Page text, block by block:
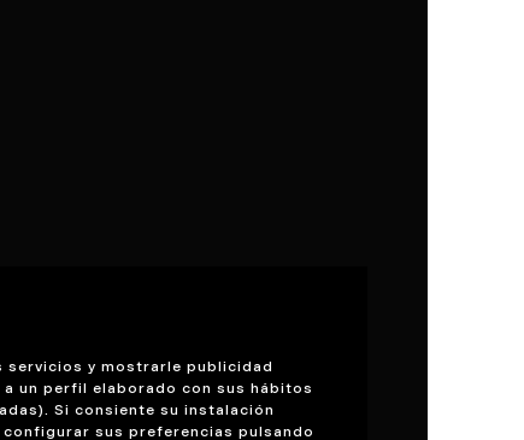
servicios y mostrarle publicidad
un perfil elaborado con sus hábitos
Si consiente su instalación
sus preferencias pulsando